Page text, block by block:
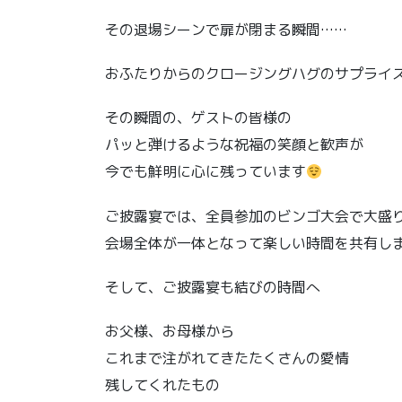
その退場シーンで扉が閉まる瞬間……
おふたりからのクロージングハグのサプライ
その瞬間の、ゲストの皆様の
パッと弾けるような祝福の笑顔と歓声が
今でも鮮明に心に残っています
ご披露宴では、全員参加のビンゴ大会で大盛
会場全体が一体となって楽しい時間を共有し
そして、ご披露宴も結びの時間へ
お父様、お母様から
これまで注がれてきたたくさんの愛情
残してくれたもの